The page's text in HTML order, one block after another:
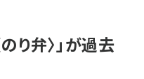
り弁〉」が過去